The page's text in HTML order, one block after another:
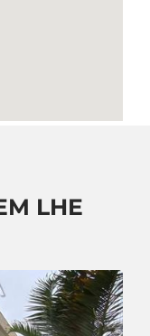
LHE